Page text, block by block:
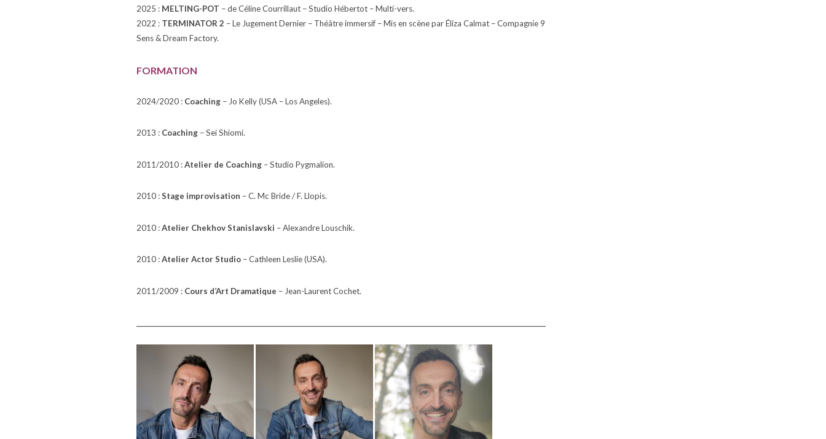
2025 : MELTING-POT – de Céline Courrillaut – Studio Hébertot – Multi-vers.
2022 : TERMINATOR 2 – Le Jugement Dernier – Théâtre immersif – Mis en scène par Éliza Calmat – Compagnie 9
Sens & Dream Factory.
FORMATION
2024/2020 : Coaching – Jo Kelly (USA – Los Angeles).
2013 : Coaching – Sei Shiomi.
2011/2010 :Atelier de Coaching – Studio Pygmalion.
2010 :Stage improvisation – C. Mc Bride / F. Llopis.
2010 :Atelier Chekhov Stanislavski – Alexandre Louschik.
2010 :Atelier Actor Studio – Cathleen Leslie (USA).
2011/2009 : Cours d’Art Dramatique – Jean-Laurent Cochet.